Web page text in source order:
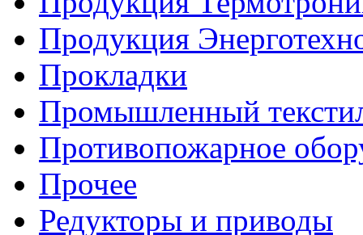
Продукция
Прокладки
Промышленный
Противопожарное
Прочее
Редукторы и приводы